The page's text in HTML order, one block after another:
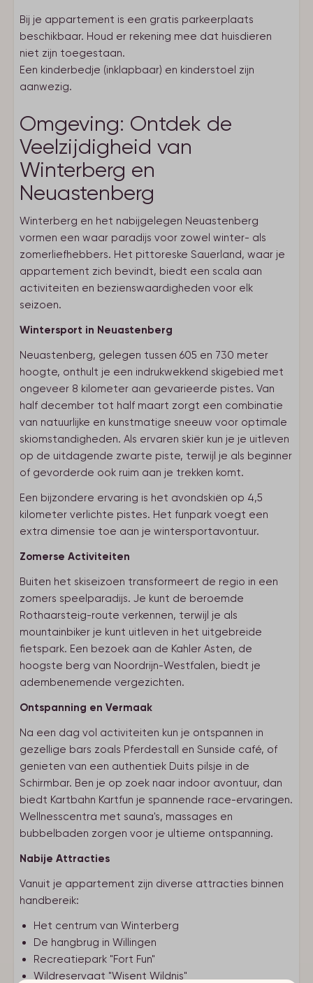
Bij je appartement is een gratis parkeerplaats
beschikbaar. Houd er rekening mee dat huisdieren
niet zijn toegestaan.
Een kinderbedje (inklapbaar) en kinderstoel zijn
aanwezig.
Omgeving: Ontdek de
Veelzijdigheid van
Winterberg en
Neuastenberg
Winterberg en het nabijgelegen Neuastenberg
vormen een waar paradijs voor zowel winter- als
zomerliefhebbers. Het pittoreske Sauerland, waar je
appartement zich bevindt, biedt een scala aan
activiteiten en bezienswaardigheden voor elk
seizoen.
Wintersport in Neuastenberg
Neuastenberg, gelegen tussen 605 en 730 meter
hoogte, onthult je een indrukwekkend skigebied met
ongeveer 8 kilometer aan gevarieerde pistes. Van
half december tot half maart zorgt een combinatie
van natuurlijke en kunstmatige sneeuw voor optimale
skiomstandigheden. Als ervaren skiër kun je je uitleven
op de uitdagende zwarte piste, terwijl je als beginner
of gevorderde ook ruim aan je trekken komt.
Een bijzondere ervaring is het avondskiën op 4,5
kilometer verlichte pistes. Het funpark voegt een
extra dimensie toe aan je wintersportavontuur.
Zomerse Activiteiten
Buiten het skiseizoen transformeert de regio in een
zomers speelparadijs. Je kunt de beroemde
Rothaarsteig-route verkennen, terwijl je als
mountainbiker je kunt uitleven in het uitgebreide
fietspark. Een bezoek aan de Kahler Asten, de
hoogste berg van Noordrijn-Westfalen, biedt je
adembenemende vergezichten.
Ontspanning en Vermaak
Na een dag vol activiteiten kun je ontspannen in
gezellige bars zoals Pferdestall en Sunside café, of
genieten van een authentiek Duits pilsje in de
Schirmbar. Ben je op zoek naar indoor avontuur, dan
biedt Kartbahn Kartfun je spannende race-ervaringen.
Wellnesscentra met sauna's, massages en
bubbelbaden zorgen voor je ultieme ontspanning.
Nabije Attracties
Vanuit je appartement zijn diverse attracties binnen
handbereik:
Het centrum van Winterberg
De hangbrug in Willingen
Recreatiepark "Fort Fun"
Wildreservaat "Wisent Wildnis"